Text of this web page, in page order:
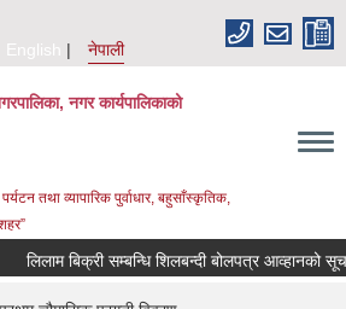
English
नेपाली
नगर कार्यपालिकाको
पर्यटन तथा व्यापारिक पुर्वाधार, बहुसाँस्कृतिक,
लिलाम बिक्री सम्बन्धि शिलबन्दी बोलपत्र